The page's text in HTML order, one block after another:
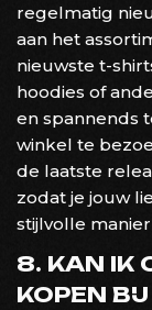
regelmatig
aan het
nieuwste t-
hoodies of
en spannends
winkel te
de laatste
zodat je jouw
stijlvolle
8. KAN IK
KOPEN